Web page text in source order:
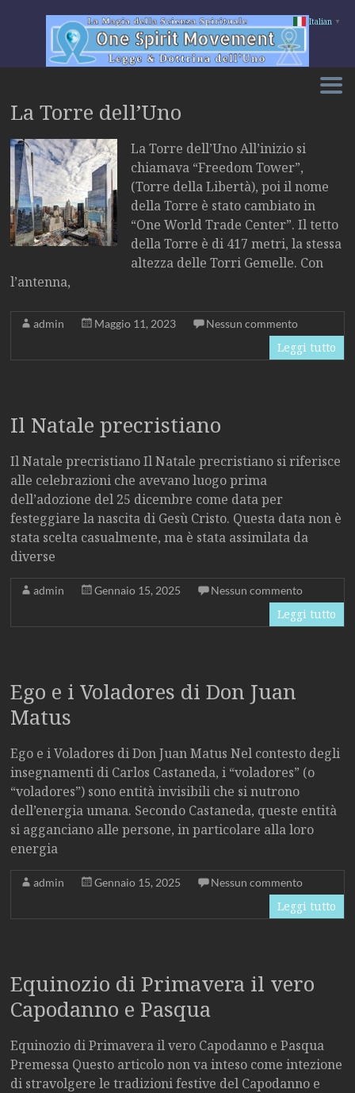
contenuto
La Torre dell’Uno
La Torre dell’Uno All’inizio si
chiamava “Freedom Tower”,
(Torre della Libertà), poi il nome
della Torre è stato cambiato in
“One World Trade Center”. Il tetto
della Torre è di 417 metri, la stessa
altezza delle Torri Gemelle. Con
l’antenna,
admin Maggio 11, 2023 Nessun commento
Leggi tutto
Il Natale precristiano
Il Natale precristiano Il Natale precristiano si riferisce
alle celebrazioni che avevano luogo prima
dell’adozione del 25 dicembre come data per
festeggiare la nascita di Gesù Cristo. Questa data non è
stata scelta casualmente, ma è stata assimilata da
diverse
admin Gennaio 15, 2025 Nessun commento
Leggi tutto
Ego e i Voladores di Don Juan
Matus
Ego e i Voladores di Don Juan Matus Nel contesto degli
insegnamenti di Carlos Castaneda, i “voladores” (o
“voladores”) sono entità invisibili che si nutrono
dell’energia umana. Secondo Castaneda, queste entità
si agganciano alle persone, in particolare alla loro
energia
admin Gennaio 15, 2025 Nessun commento
Leggi tutto
Equinozio di Primavera il vero
Capodanno e Pasqua
Equinozio di Primavera il vero Capodanno e Pasqua
Premessa Questo articolo non va inteso come intezione
di stravolgere le tradizioni festive del Capodanno e
Italian ▼